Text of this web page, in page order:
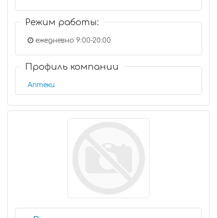
Режим работы:
ежедневно 9:00-20:00
Профиль компании
Аптеки